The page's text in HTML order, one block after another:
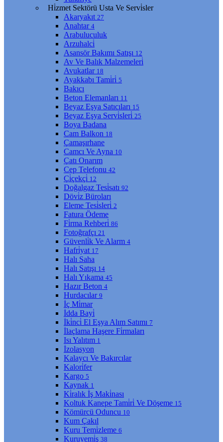
Hi̇zmet Sektörü Usta Ve Servi̇sler
Akaryakıt 27
Anahtar 4
Arabuluculuk
Arzuhalci̇
Asansör Bakımı Satışı 12
Av Ve Balık Malzemeleri̇
Avukatlar 18
Ayakkabı Tami̇ri̇ 5
Bakıcı
Beton Elemanları 11
Beyaz Eşya Satıcıları 15
Beyaz Eşya Servi̇sleri̇ 25
Boya Badana
Cam Balkon 18
Çamaşırhane
Camcı Ve Ayna 10
Çatı Onarım
Cep Telefonu 42
Çi̇çekçi̇ 12
Doğalgaz Tesi̇satı 92
Dövi̇z Büroları
Eleme Tesi̇sleri̇ 2
Fatura Ödeme
Fi̇rma Rehberi̇ 86
Fotoğrafçı 21
Güvenli̇k Ve Alarm 4
Hafri̇yat 17
Halı Saha
Halı Satışı 14
Halı Yıkama 45
Hazır Beton 4
Hurdacılar 9
İç Mi̇mar
İdda Bayi̇
İki̇nci̇ El Eşya Alım Satımı 7
İlaçlama Haşere Fi̇rmaları
Isı Yalıtım 1
İzolasyon
Kalaycı Ve Bakırcılar
Kalori̇fer
Kargo 5
Kaynak 1
Ki̇ralık İş Maki̇nası
Koltuk Kanepe Tami̇ri̇ Ve Döşeme 15
Kömürcü Oduncu 10
Kum Çakıl
Kuru Temi̇zleme 6
Kuruyemi̇ş 38